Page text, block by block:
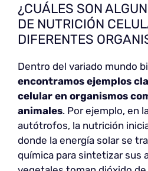
¿CUÁLES SON
DE NUTRICIÓN
DIFERENTES
Dentro del variado mundo
encontramos ejemplos
celular en organismos
animales. Por ejemplo, en
autótrofos, la nutrición
donde la energía solar se
química para sintetizar sus